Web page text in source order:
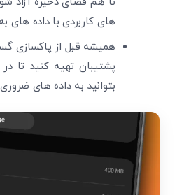
های کاربردی با داده‌ های
همیشه قبل از پاکسازی
پشتیبان تهیه کنید تا
بتوانید به داده ‌های